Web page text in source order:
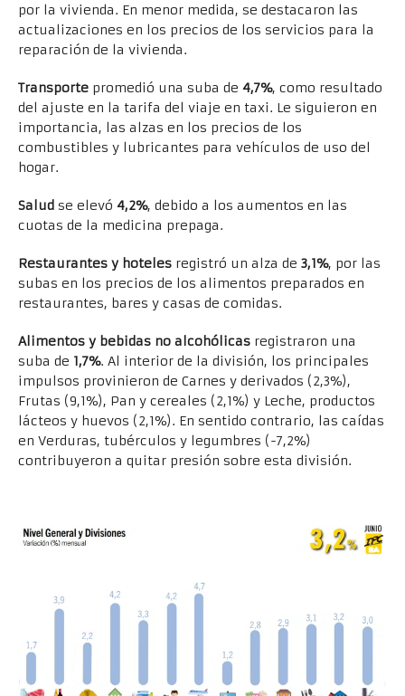
por la vivienda. En menor medida, se destacaron las
actualizaciones en los precios de los servicios para la
reparación de la vivienda.
Transporte promedió una suba de 4,7%, como resultado
del ajuste en la tarifa del viaje en taxi. Le siguieron en
importancia, las alzas en los precios de los
combustibles y lubricantes para vehículos de uso del
hogar.
Salud se elevó 4,2%, debido a los aumentos en las
cuotas de la medicina prepaga.
Restaurantes y hoteles registró un alza de 3,1%, por las
subas en los precios de los alimentos preparados en
restaurantes, bares y casas de comidas.
Alimentos y bebidas no alcohólicas registraron una
suba de 1,7%. Al interior de la división, los principales
impulsos provinieron de Carnes y derivados (2,3%),
Frutas (9,1%), Pan y cereales (2,1%) y Leche, productos
lácteos y huevos (2,1%). En sentido contrario, las caídas
en Verduras, tubérculos y legumbres (-7,2%)
contribuyeron a quitar presión sobre esta división.